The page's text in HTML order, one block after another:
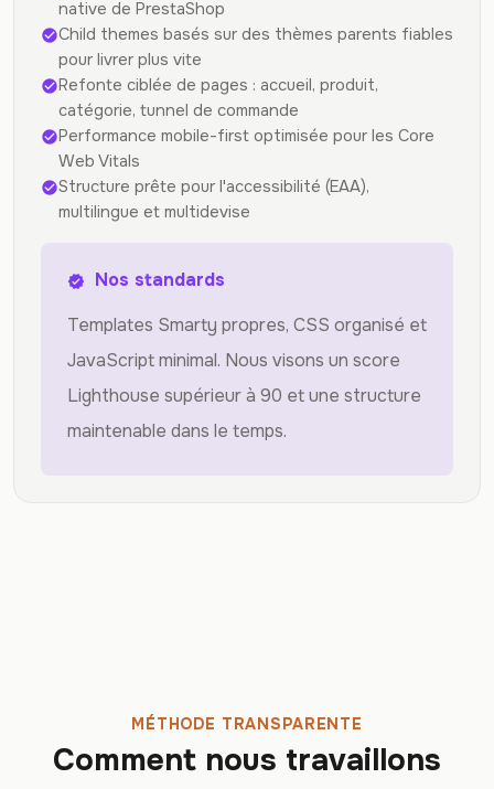
native de PrestaShop
check_circleChild themes basés sur des thèmes parents fiables
pour livrer plus vite
check_circleRefonte ciblée de pages : accueil, produit,
catégorie, tunnel de commande
check_circlePerformance mobile-first optimisée pour les Core
Web Vitals
check_circleStructure prête pour l'accessibilité (EAA),
multilingue et multidevise
verified
Nos standards
Templates Smarty propres, CSS organisé et
JavaScript minimal. Nous visons un score
Lighthouse supérieur à 90 et une structure
maintenable dans le temps.
MÉTHODE TRANSPARENTE
Comment nous travaillons